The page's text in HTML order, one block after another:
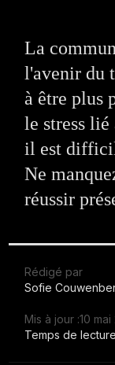
La
l'avenir du
à être plus
le stress
il est
Ne
réussir
Rédigé par
Sofie
Mis à jour :10 mai
Temps de